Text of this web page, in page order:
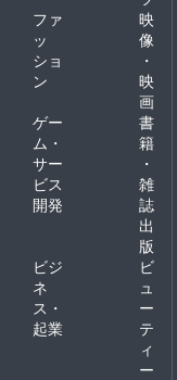
ファ
ッ
ショ
ン
映
像
・
映
画
ゲー
ム・
サー
ビス
開発
書
籍
・
雑
誌
出
版
ビジ
ネ
ス・
起業
ビ
ュ
ー
テ
ィ
ー